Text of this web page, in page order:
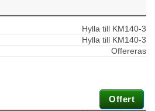
Hylla till KM140-3
Hylla till KM140-3
Offereras
Offert